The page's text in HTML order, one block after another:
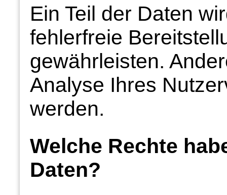
Ein Teil der Daten
fehlerfreie
gewährleisten.
Analyse Ihres
werden.
Welche Rechte
Daten?